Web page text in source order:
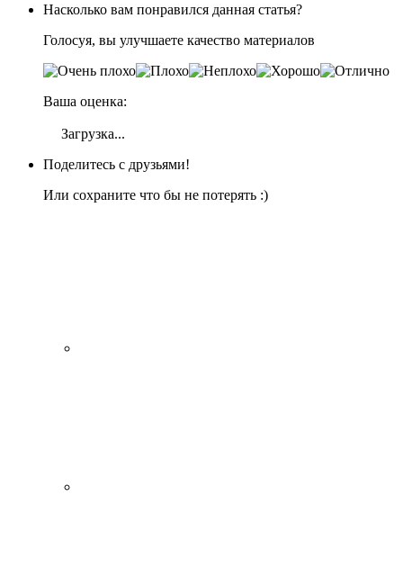
Насколько вам понравился данная статья?
Голосуя, вы улучшаете качество материалов
Ваша оценка:
Загрузка...
Поделитесь с друзьями!
Или сохраните что бы не потерять :)